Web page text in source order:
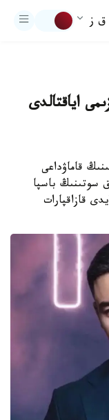
ق ز
اياقتالدى
قاماۋداعى
سوتىنىڭ باسپا
قازاقپارات